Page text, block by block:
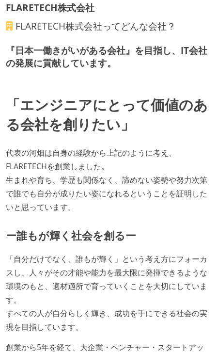
メンバーの多様性
職業安定法に対応する記載事項
置）
FLARETECH株式会社
FLARETECH株式会社ってどんな会社？
『日本一働きがいがある会社』を目指し、IT会社
の発展に貢献しています。
「エンジニアにとって価値のあ
る会社を創りたい」
代表の河畑は自身の経験から上記のように考え、
FLARETECHを創業しました。
生まれや育ち、学歴も関係なく、諦めない姿勢や努力次第
で誰でも自分が成りたい姿になれるということを証明した
いと思っています。
ー誰もが輝く社会を創るー
「自分だけでなく、誰もが輝く」という考え方にフォーカ
スし、人々がその才能や能力を最大限に発揮できるような
環境のもと、適材適所で育っていくことを大切にしていま
す。
すべての人が自分らしく輝き、成功を手にできる社会の実
現を目指しています。
創業から5年を経て、大企業・ベンチャー・スタートアッ